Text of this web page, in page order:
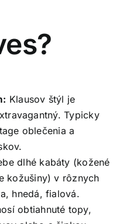
Klausov štýl je
Typicky
oblečenia a
dlhé kabáty (kožené
kožušiny) v rôznych
hnedá, fialová.
obtiahnuté topy,